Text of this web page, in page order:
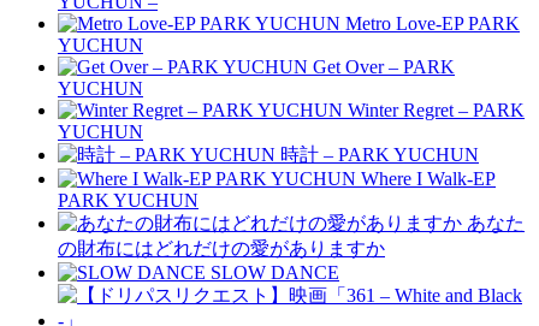
Metro Love-EP PARK
YUCHUN
Get Over – PARK
YUCHUN
Winter Regret – PARK
YUCHUN
時計 – PARK YUCHUN
Where I Walk-EP
PARK YUCHUN
あなた
の財布にはどれだけの愛がありますか
SLOW DANCE